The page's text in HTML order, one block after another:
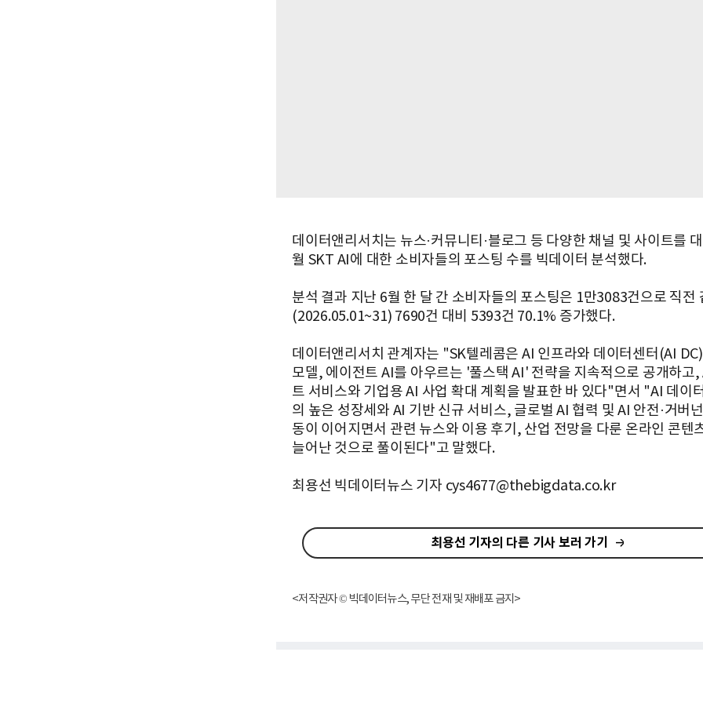
데이터앤리서치는 뉴스·커뮤니티·블로그 등 다양한 채널 및 사이트를
월 SKT AI에 대한 소비자들의 포스팅 수를 빅데이터 분석했다.
분석 결과 지난 6월 한 달 간 소비자들의 포스팅은 1만3083건으로 직전
(2026.05.01~31) 7690건 대비 5393건 70.1% 증가했다.
데이터앤리서치 관계자는 "SK텔레콤은 AI 인프라와 데이터센터(AI
모델, 에이전트 AI를 아우르는 '풀스택 AI' 전략을 지속적으로 공개하고,
트 서비스와 기업용 AI 사업 확대 계획을 발표한 바 있다"면서 "AI 데이
의 높은 성장세와 AI 기반 신규 서비스, 글로벌 AI 협력 및 AI 안전·거버
동이 이어지면서 관련 뉴스와 이용 후기, 산업 전망을 다룬 온라인 콘텐
늘어난 것으로 풀이된다"고 말했다.
최용선 빅데이터뉴스 기자 cys4677@thebigdata.co.kr
최용선 기자의 다른 기사 보러 가기
<저작권자 © 빅데이터뉴스, 무단 전재 및 재배포 금지>